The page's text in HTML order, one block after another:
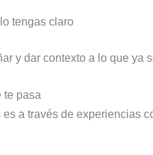
tengas claro
y dar contexto a lo que ya
te pasa
a través de experiencias